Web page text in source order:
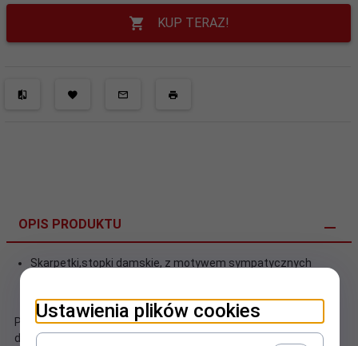
KUP TERAZ!
OPIS PRODUKTU
Skarpetki,stopki damskie, z motywem sympatycznych
Poznaj naszą kolekcję "Kocie Łapki"" – pięć par skarpetek, które
doda kroku lekkości i sercu radości.
Ustawienia plików cookies